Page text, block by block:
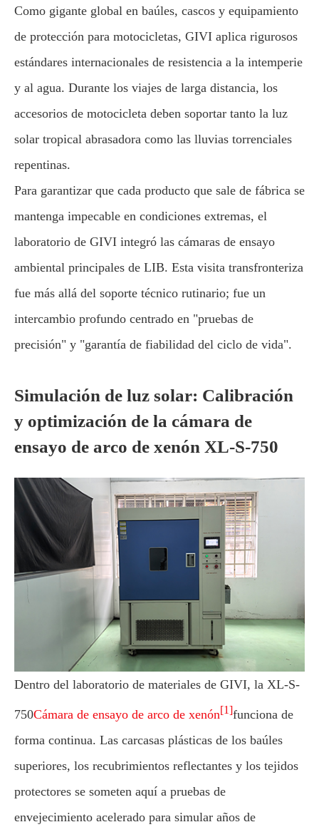
Como gigante global en baúles, cascos y equipamiento
de protección para motocicletas, GIVI aplica rigurosos
estándares internacionales de resistencia a la intemperie
y al agua. Durante los viajes de larga distancia, los
accesorios de motocicleta deben soportar tanto la luz
solar tropical abrasadora como las lluvias torrenciales
repentinas.
Para garantizar que cada producto que sale de fábrica se
mantenga impecable en condiciones extremas, el
laboratorio de GIVI integró las cámaras de ensayo
ambiental principales de LIB. Esta visita transfronteriza
fue más allá del soporte técnico rutinario; fue un
intercambio profundo centrado en "pruebas de
precisión" y "garantía de fiabilidad del ciclo de vida".
Simulación de luz solar: Calibración
y optimización de la cámara de
ensayo de arco de xenón XL-S-750
Dentro del laboratorio de materiales de GIVI, la XL-S-
750Cámara de ensayo de arco de xenón[1]funciona de
forma continua. Las carcasas plásticas de los baúles
superiores, los recubrimientos reflectantes y los tejidos
protectores se someten aquí a pruebas de
envejecimiento acelerado para simular años de